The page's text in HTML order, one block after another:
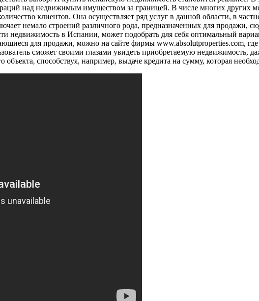
над недвижимым имуществом за границей. В числе многих
клиентов. Она осуществляет ряд услуг в данной области, в
немало строений различного рода, предназначенных для продажи,
недвижимость в Испании, может подобрать для себя оптимальный
для продажи, можно на сайте фирмы www.absolutproperties.com,
сможет своими глазами увидеть приобретаемую недвижимость,
объекта, способствуя, например, выдаче кредита на сумму, которая